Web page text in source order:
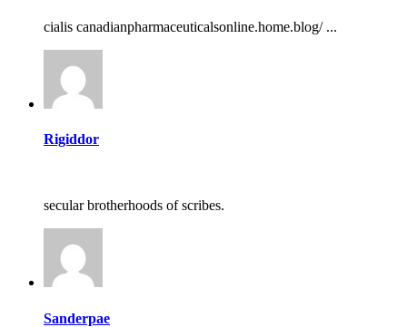
cialis canadianpharmaceuticalsonline.home.blog/ ...
Rigiddor
secular brotherhoods of scribes.
Sanderpae